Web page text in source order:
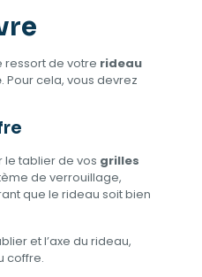
ressort de votre rideau
. Pour cela, vous devrez
le tablier de vos grilles
de verrouillage,
que le rideau soit bien
et l’axe du rideau,
coffre.